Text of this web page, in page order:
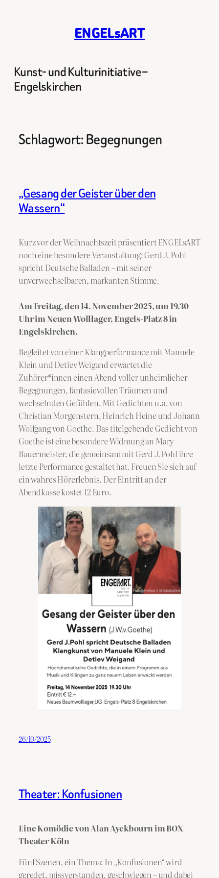
ENGELsART
Kunst- und Kulturinitiative –
Engelskirchen
Schlagwort:Begegnungen
„Gesang der Geister über den
Wassern“
Kurz vor der Weihnachtszeit präsentiert ENGELsART
noch eine besondere Veranstaltung: Gerd J. Pohl
spricht Deutsche Balladen – mit seiner
unverwechselbaren, markanten Stimme.
Am Freitag, den 14. November 2025, um 19.30
Uhr im Neuen Wolllager, Engels-Platz 8 in
Engelskirchen.
Begleitet von einer Klangperformance mit Manuele
Klein und Detlev Weigand erwartet die
Zuhörer*innen einen Abend voller unheimlicher
Begegnungen, fantasievollen Träumen und
wechselnden Gefühlen. Mit Gedichten u.a. von
Christian Morgenstern, Heinrich Heine und Johann
Wolfgang von Goethe. Das titelgebende Gedicht von
Goethe ist eine besondere Widmung an Mary
Bauermeister, die gemeinsam mit Gerd J. Pohl ihre
letzte Performance gestaltet hat. Freuen Sie sich auf
ein wahres Hörerlebnis. Der Eintritt an der
Abendkasse kostet 12 Euro.
26/10/2025
Theater: Konfusionen
Eine Komödie von Alan Ayckbourn im BOX
Theater Köln
Fünf Szenen, ein Thema: In „Konfusionen“ wird
geredet, missverstanden, geschwiegen – und dabei